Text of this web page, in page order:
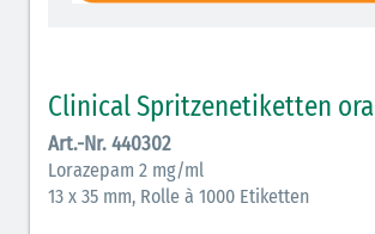
schraffiert)
Anticholinergika (hellgrün)
Cholinergika (hellgrün schraffiert): DIVI
Clinical Spritzenetiketten
Art.-Nr. 440302
Lorazepam 2 mg/ml
13 x 35 mm, Rolle à 1000 Etiketten